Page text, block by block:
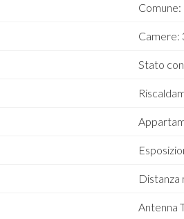
Camere:
Stato
Distanza
Antenna